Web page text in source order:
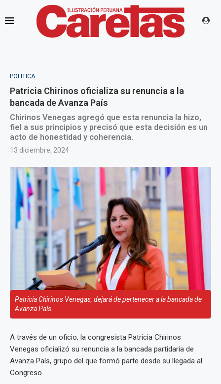
POLÍTICA
Patricia Chirinos oficializa su renuncia a la
bancada de Avanza País
Chirinos Venegas agregó que esta renuncia la hizo,
fiel a sus principios y precisó que esta decisión es un
acto de honestidad y coherencia.
13 diciembre, 2024
Patricia Chirinos Venegas, dejará de pertenecer a la bancada de
Avanza País.
A través de un oficio, la congresista Patricia Chirinos
Venegas oficializó su renuncia a la bancada partidaria de
Avanza País, grupo del que formó parte desde su llegada al
Congreso.